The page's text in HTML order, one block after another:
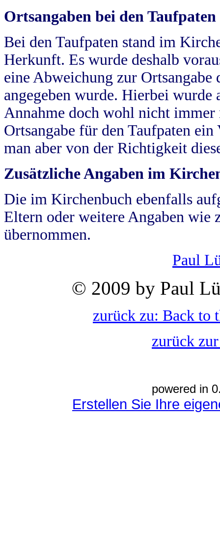
Ortsangaben bei den Taufpaten
Bei den Taufpaten stand im
Herkunft. Es wurde deshalb
eine Abweichung zur
angegeben wurde. Hierbei wurde
Annahme doch wohl nicht
Ortsangabe für den Taufpaten
man aber von der Richtigkeit
Zusätzliche Angaben im
Die im Kirchenbuch ebenfalls
Eltern oder weitere Angaben wie
übernommen.
Paul
© 2009 by Paul
zurück zu: Back to
zurück
powered in
Erstellen Sie Ihre